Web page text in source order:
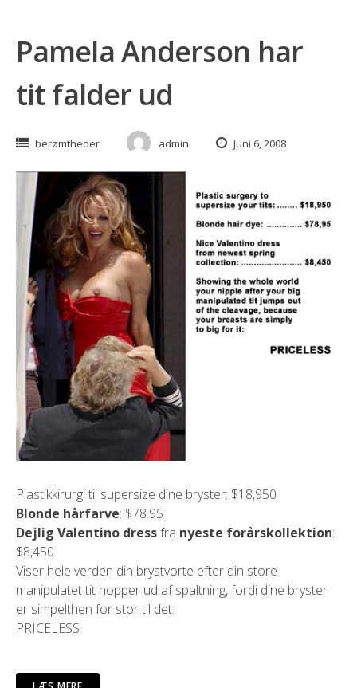
Pamela Anderson har
tit falder ud
berømtheder admin Juni 6, 2008
Plastikkirurgi til supersize dine bryster: $18,950
Blonde hårfarve: $78.95
Dejlig Valentino dressfra nyeste forårskollektion:
$8,450
Viser hele verden din brystvorte efter din store
manipulatet tit hopper ud af spaltning, fordi dine bryster
er simpelthen for stor til det:
PRICELESS